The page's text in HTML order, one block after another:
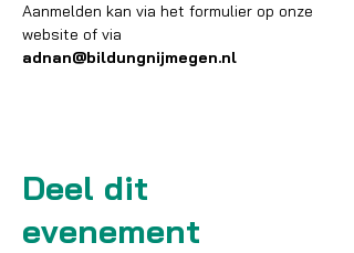
Aanmelden kan via het formulier op onze
website of via
adnan@bildungnijmegen.nl
Deel dit
evenement